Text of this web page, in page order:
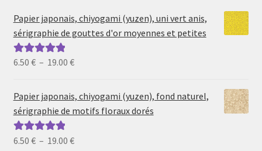
Papier japonais, chiyogami (yuzen), uni vert anis,
sérigraphie de gouttes d'or moyennes et petites
Note5.00sur
6.50 € – 19.00 €Plage
prix :
6.50 €
19.00 €
Papier japonais, chiyogami (yuzen), fond naturel,
sérigraphie de motifs floraux dorés
Note5.00sur
6.50 € – 19.00 €Plage